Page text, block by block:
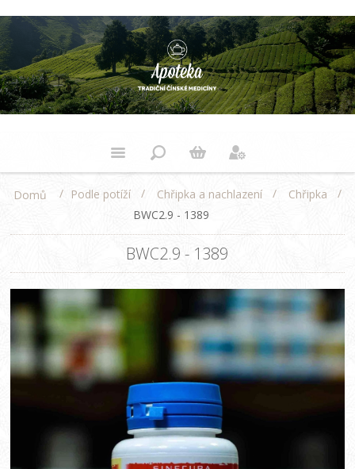
Domů / Podle potíží / Chřipka a nachlazení / Chřipka
/
BWC2.9 - 1389
BWC2.9 - 1389